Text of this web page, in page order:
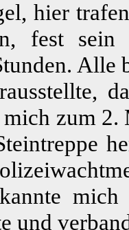
hier
fest sein
Alle
zum
und